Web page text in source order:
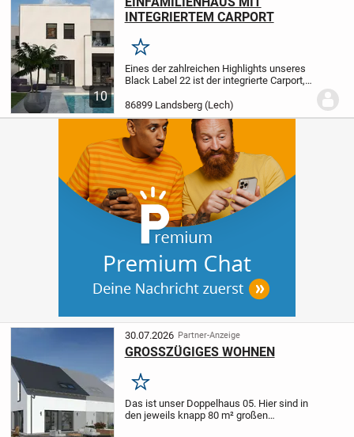
10
INTEGRIERTEM CARPORT
Merken
Eines der zahlreichen Highlights unseres
Black Label 22 ist der integrierte Carport,
nicht nur ermöglicht, das Haus trockenen
Fußes zu betreten. Zudem befindet...
86899 Landsberg (Lech)
30.07.2026 Partner-Anzeige
GROSSZÜGIGES WOHNEN
Merken
Das ist unser Doppelhaus 05. Hier sind in
den jeweils knapp 80 m² großen